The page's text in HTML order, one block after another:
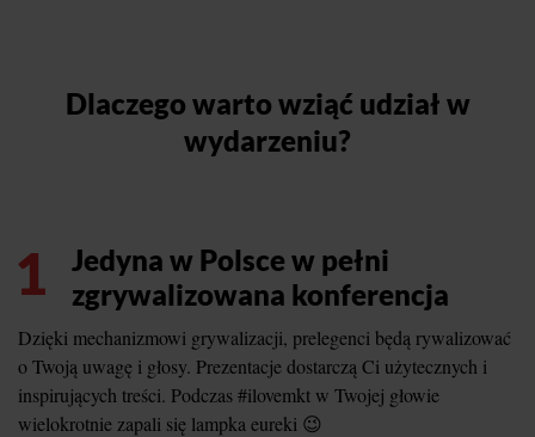
Dlaczego warto wziąć udział w
wydarzeniu?
1
Jedyna w Polsce w pełni
zgrywalizowana konferencja
Dzięki mechanizmowi grywalizacji, prelegenci będą rywalizować
o Twoją uwagę i głosy. Prezentacje dostarczą Ci użytecznych i
inspirujących treści. Podczas #ilovemkt w Twojej głowie
wielokrotnie zapali się lampka eureki 😉